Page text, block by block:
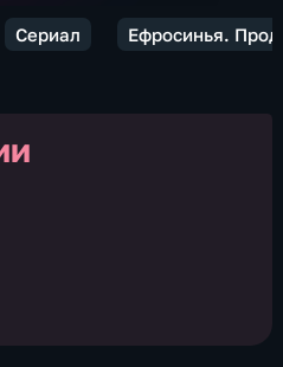
Сериал Ефросинья.